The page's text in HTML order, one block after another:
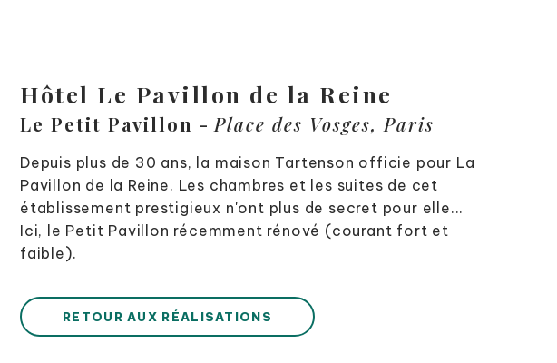
Hôtel Le Pavillon de la Reine
Le Petit Pavillon - Place des Vosges, Paris
Depuis plus de 30 ans, la maison Tartenson officie pour La
Pavillon de la Reine. Les chambres et les suites de cet
établissement prestigieux n'ont plus de secret pour elle...
Ici, le Petit Pavillon récemment rénové (courant fort et
faible).
RETOUR AUX RÉALISATIONS